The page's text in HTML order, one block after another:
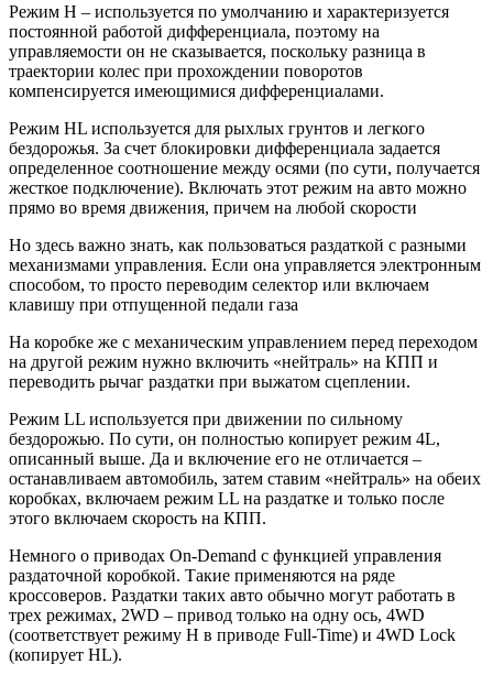
Режим Н – используется по умолчанию и характеризуется
постоянной работой дифференциала, поэтому на
управляемости он не сказывается, поскольку разница в
траектории колес при прохождении поворотов
компенсируется имеющимися дифференциалами.
Режим HL используется для рыхлых грунтов и легкого
бездорожья. За счет блокировки дифференциала задается
определенное соотношение между осями (по сути, получается
жесткое подключение). Включать этот режим на авто можно
прямо во время движения, причем на любой скорости
Но здесь важно знать, как пользоваться раздаткой с разными
механизмами управления. Если она управляется электронным
способом, то просто переводим селектор или включаем
клавишу при отпущенной педали газа
На коробке же с механическим управлением перед переходом
на другой режим нужно включить «нейтраль» на КПП и
переводить рычаг раздатки при выжатом сцеплении.
Режим LL используется при движении по сильному
бездорожью. По сути, он полностью копирует режим 4L,
описанный выше. Да и включение его не отличается –
останавливаем автомобиль, затем ставим «нейтраль» на обеих
коробках, включаем режим LL на раздатке и только после
этого включаем скорость на КПП.
Немного о приводах On-Demand с функцией управления
раздаточной коробкой. Такие применяются на ряде
кроссоверов. Раздатки таких авто обычно могут работать в
трех режимах, 2WD – привод только на одну ось, 4WD
(соответствует режиму H в приводе Full-Time) и 4WD Lock
(копирует HL).